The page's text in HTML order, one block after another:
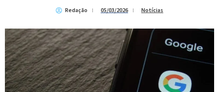
Redação 05/03/2026 Notícias